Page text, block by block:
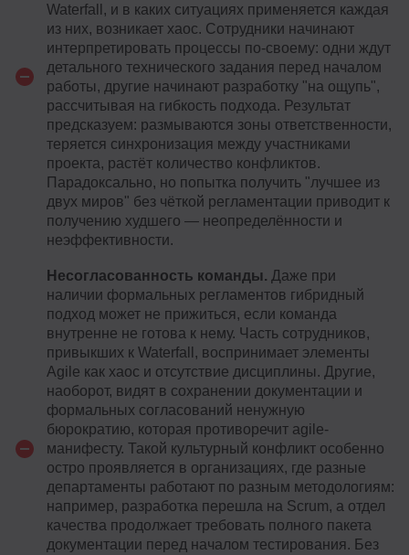
Waterfall, и в каких ситуациях применяется каждая
из них, возникает хаос. Сотрудники начинают
интерпретировать процессы по-своему: одни ждут
детального технического задания перед началом
работы, другие начинают разработку "на ощупь",
рассчитывая на гибкость подхода. Результат
предсказуем: размываются зоны ответственности,
теряется синхронизация между участниками
проекта, растёт количество конфликтов.
Парадоксально, но попытка получить "лучшее из
двух миров" без чёткой регламентации приводит к
получению худшего — неопределённости и
неэффективности.
Несогласованность команды. Даже при
наличии формальных регламентов гибридный
подход может не прижиться, если команда
внутренне не готова к нему. Часть сотрудников,
привыкших к Waterfall, воспринимает элементы
Agile как хаос и отсутствие дисциплины. Другие,
наоборот, видят в сохранении документации и
формальных согласований ненужную
бюрократию, которая противоречит agile-
манифесту. Такой культурный конфликт особенно
остро проявляется в организациях, где разные
департаменты работают по разным методологиям:
например, разработка перешла на Scrum, а отдел
качества продолжает требовать полного пакета
документации перед началом тестирования. Без